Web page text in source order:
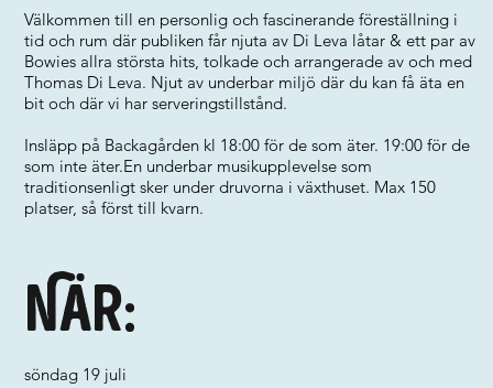
Välkommen till en personlig och fascinerande föreställning i
tid och rum där publiken får njuta av Di Leva låtar & ett par av
Bowies allra största hits, tolkade och arrangerade av och med
Thomas Di Leva. Njut av underbar miljö där du kan få äta en
bit och där vi har serveringstillstånd.
Insläpp på Backagården kl 18:00 för de som äter. 19:00 för de
som inte äter.En underbar musikupplevelse som
traditionsenligt sker under druvorna i växthuset. Max 150
platser, så först till kvarn.
När:
söndag 19 juli